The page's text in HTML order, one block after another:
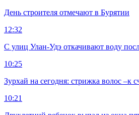
День строителя отмечают в Бурятии
12:32
С улиц Улан-Удэ откачивают воду
10:25
Зурхай на сегодня: стрижка волос –к
10:21